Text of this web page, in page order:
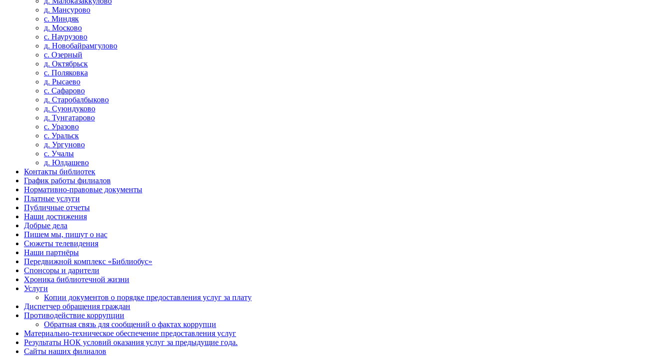
д. Мансурово
с. Миндяк
д. Москово
с. Наурузово
д. Новобайрамгулово
с. Озерный
д. Октябрьск
с. Поляковка
д. Рысаево
с. Сафарово
д. Старобалбыково
д. Суюндуково
д. Тунгатарово
с. Уразово
с. Уральск
д. Ургуново
с. Учалы
д. Юлдашево
Контакты библиотек
График работы филиалов
Нормативно-правовые документы
Платные услуги
Публичные отчеты
Наши достижения
Добрые дела
Пишем мы, пишут о нас
Сюжеты телевидения
Наши партнёры
Передвижной комплекс «Библиобус»
Спонсоры и дарители
Хроника библиотечной жизни
Услуги
Копии документов о порядке предоставления услуг за плату
Диспетчер обращения граждан
Противодействие коррупции
Обратная связь для сообщений о фактах коррупци
Материально-техническое обеспечение предоставления услуг
Результаты НОК условий оказания услуг за предыдущие года.
Сайты наших филиалов